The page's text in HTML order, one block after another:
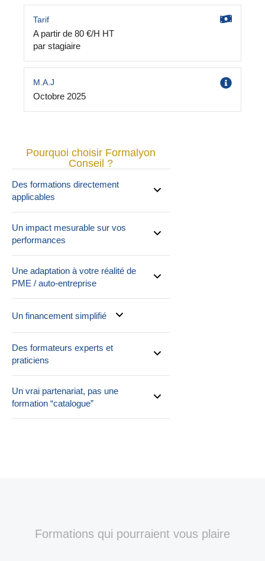
Tarif
A partir de 80 €/H HT
par stagiaire
M.A.J
Octobre 2025
Pourquoi choisir Formalyon
Conseil ?
Des formations directement
applicables
Un impact mesurable sur vos
performances
Une adaptation à votre réalité de
PME / auto-entreprise
Un financement simplifié
Des formateurs experts et
praticiens
Un vrai partenariat, pas une
formation “catalogue”
Formations qui pourraient vous plaire